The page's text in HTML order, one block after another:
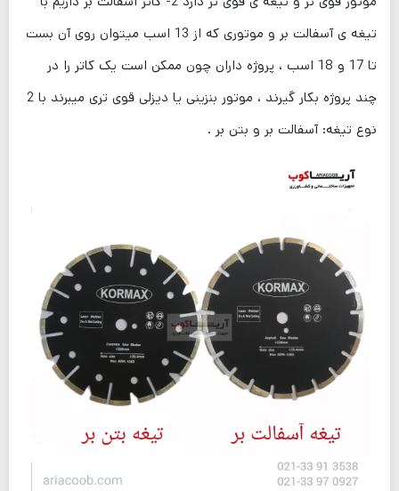
تیغه ی آسفالت بر و موتوری که از 13 اسب میتوان روی آن بست
تا 17 و 18 اسب ، پروژه داران چون ممکن است یک کاتر را در
چند پروژه بکار گیرند ، موتور بنزینی یا دیزلی قوی تری میبرند با 2
نوع تیغه: آسفالت بر و بتن بر .